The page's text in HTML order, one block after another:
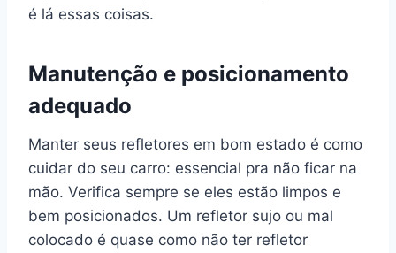
é lá essas coisas.
Manutenção e posicionamento
adequado
Manter seus refletores em bom estado é como
cuidar do seu carro: essencial pra não ficar na
mão. Verifica sempre se eles estão limpos e
bem posicionados. Um refletor sujo ou mal
colocado é quase como não ter refletor